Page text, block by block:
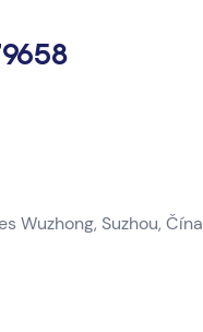
Wuzhong, Suzhou, Čína